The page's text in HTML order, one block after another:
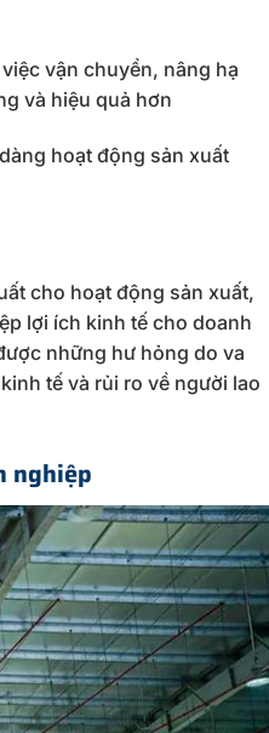
vận chuyển, nâng hạ
và hiệu quả hơn
hoạt động sản xuất
cho hoạt động sản xuất,
lợi ích kinh tế cho doanh
những hư hỏng do va
tế và rủi ro về người lao
nghiệp